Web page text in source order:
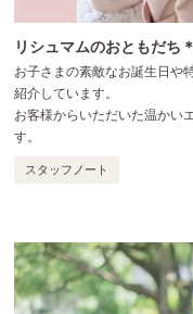
リシュマムのおともだち
お子さまの素敵なお誕生日や
紹介しています。
お客様からいただいた温かい
す。
スタッフノート